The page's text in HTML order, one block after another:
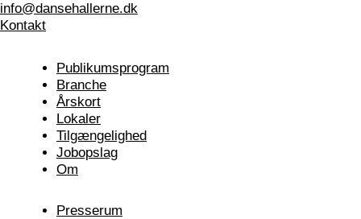
info@dansehallerne.dk
Kontakt
Publikums­program
Branche
Årskort
Lokaler
Tilgængelighed
Jobopslag
Om
Presserum